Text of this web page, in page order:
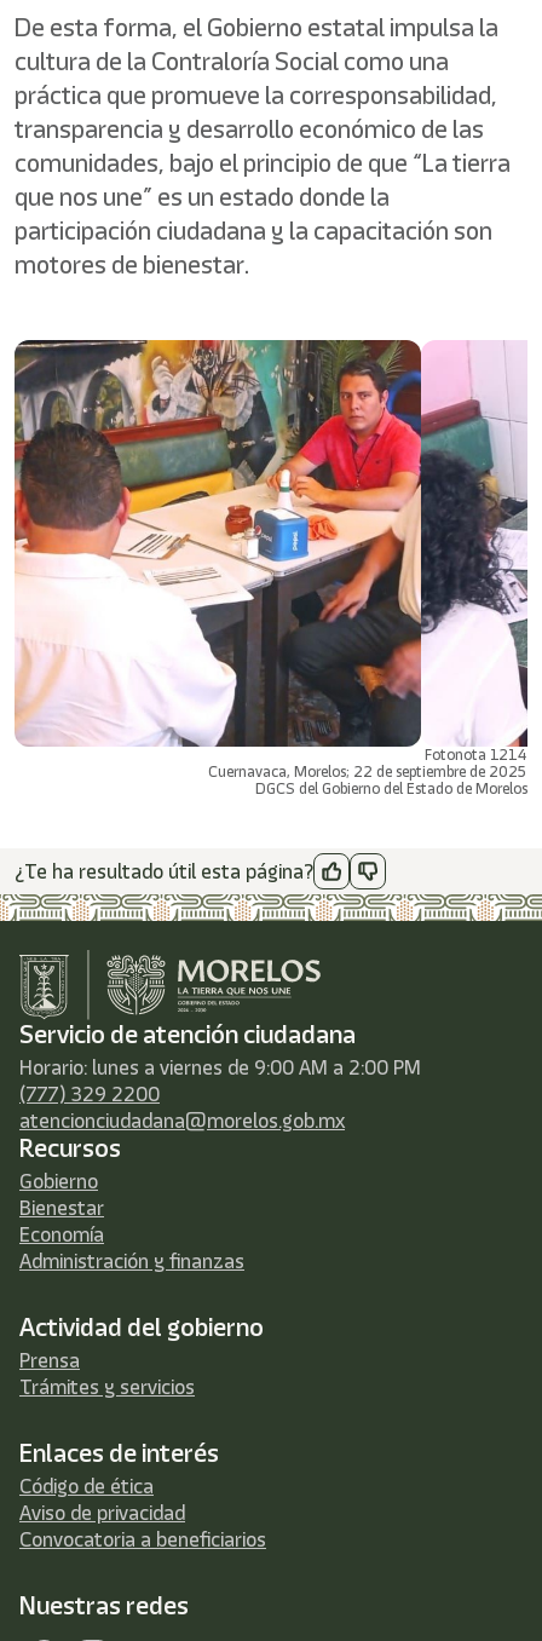
De esta forma, el Gobierno estatal impulsa la
cultura de la Contraloría Social como una
práctica que promueve la corresponsabilidad,
transparencia y desarrollo económico de las
comunidades, bajo el principio de que “La tierra
que nos une” es un estado donde la
participación ciudadana y la capacitación son
motores de bienestar.
Fotonota 1214
Cuernavaca, Morelos; 22 de septiembre de 2025
DGCS del Gobierno del Estado de Morelos
¿Te ha resultado útil esta página?
Servicio de atención ciudadana
Horario: lunes a viernes de 9:00 AM a 2:00 PM
(777) 329 2200
atencionciudadana@morelos.gob.mx
Recursos
Gobierno
Bienestar
Economía
Administración y finanzas
Actividad del gobierno
Prensa
Trámites y servicios
Enlaces de interés
Código de ética
Aviso de privacidad
Convocatoria a beneficiarios
Nuestras redes